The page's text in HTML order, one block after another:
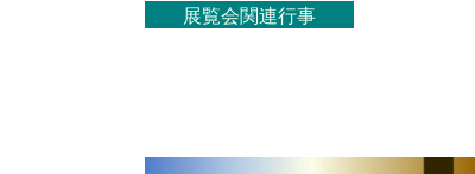
展覧会関連行事